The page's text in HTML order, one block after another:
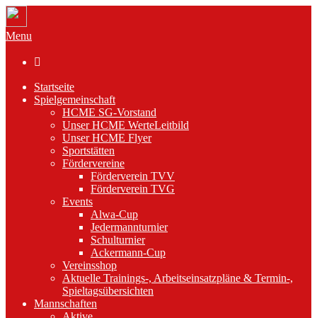
Menu

Startseite
Spielgemeinschaft
HCME SG-Vorstand
Unser HCME WerteLeitbild
Unser HCME Flyer
Sportstätten
Fördervereine
Förderverein TVV
Förderverein TVG
Events
Alwa-Cup
Jedermannturnier
Schulturnier
Ackermann-Cup
Vereinsshop
Aktuelle Trainings-, Arbeitseinsatzpläne & Termin-,
Spieltagsübersichten
Mannschaften